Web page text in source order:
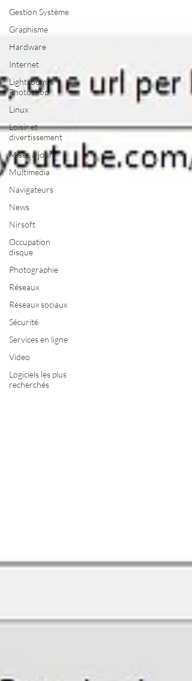
Gestion Système
Graphisme
Hardware
Internet
Lightroom &
Photoshop
Linux
Loisir et
divertissement
Mises à jour
Multimedia
Navigateurs
News
Nirsoft
Occupation
disque
Photographie
Réseaux
Réseaux sociaux
Sécurité
Services en ligne
Video
Logiciels les plus
recherchés